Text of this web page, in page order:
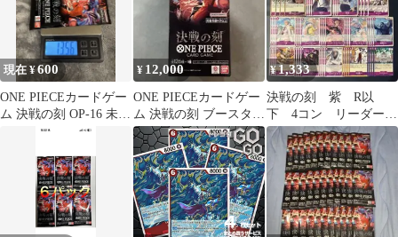
現在 ¥600
ONE PIECEカードゲー
ム 決戦の刻 OP-16 未開
封パック
¥ 12,000
ONE PIECEカードゲー
ム 決戦の刻 ブースター
パック 未開封 テープ
付き
¥1,333
決戦の刻 紫 R以
下 4コン リーダーカ
ード付き